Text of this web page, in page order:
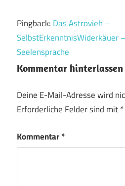
Pingback: Das Astrovieh –
SelbstErkenntnisWiderkäuer
Seelensprache
Kommentar hinterlassen
Deine E-Mail-Adresse wird
Erforderliche Felder sind mit*
Kommentar*